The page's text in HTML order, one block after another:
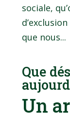
sociale,
que nous...
Que
Un